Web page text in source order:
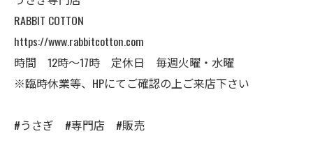
RABBIT COTTON
https://www.rabbitcotton.com
時間 12時〜17時 定休日 毎週火曜・水曜
※臨時休業等、HPにてご確認の上ご来店下さい
#うさぎ #専門店 #販売